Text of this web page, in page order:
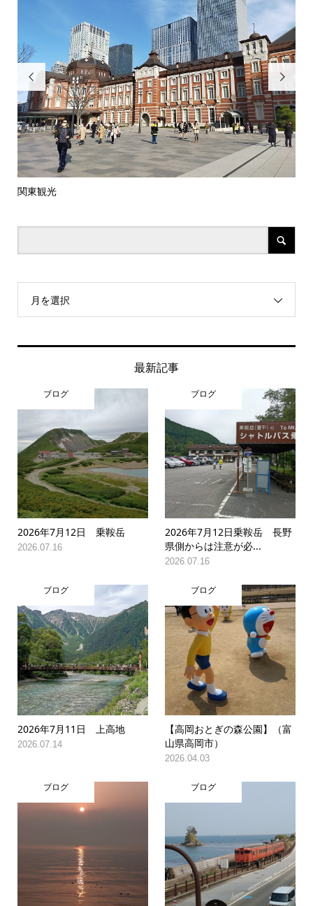

関東観光

月を選択
最新記事
ブログ
2026年7月12日 乗鞍岳
2026.07.16
ブログ
2026年7月12日乗鞍岳 長野
県側からは注意が必...
2026.07.16
ブログ
2026年7月11日 上高地
2026.07.14
ブログ
【高岡おとぎの森公園】（富
山県高岡市）
2026.04.03
ブログ ブログ